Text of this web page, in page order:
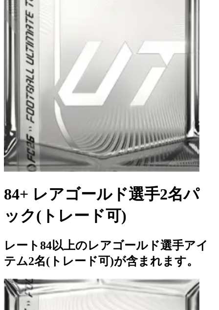
84+ レアゴールド選手2名パ
ック(トレード可)
レート84以上のレアゴールド選手アイ
テム2名(トレード可)が含まれます。